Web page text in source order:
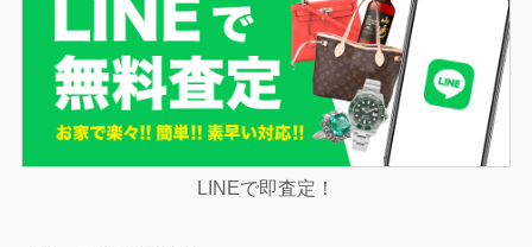
LINEで即査定！